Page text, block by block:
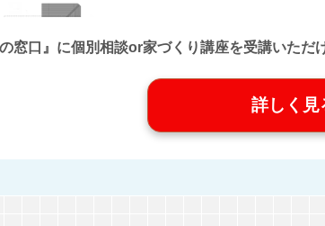
窓口』に個別相談or家づくり講座を受講いた
詳しく見